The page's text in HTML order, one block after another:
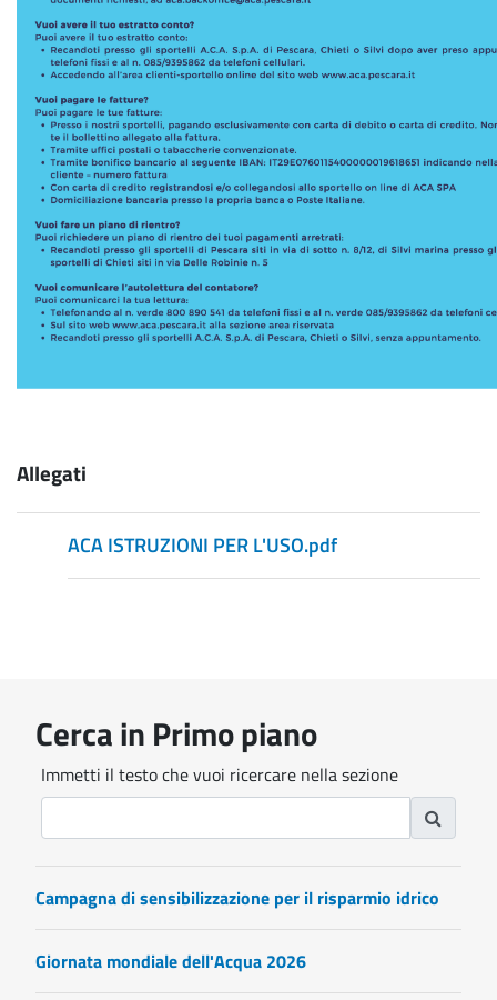
Allegati
ACA ISTRUZIONI PER L'USO.pdf
Cerca in Primo piano
Immetti il testo che vuoi ricercare nella sezione
Campagna di sensibilizzazione per il risparmio idrico
Giornata mondiale dell'Acqua 2026